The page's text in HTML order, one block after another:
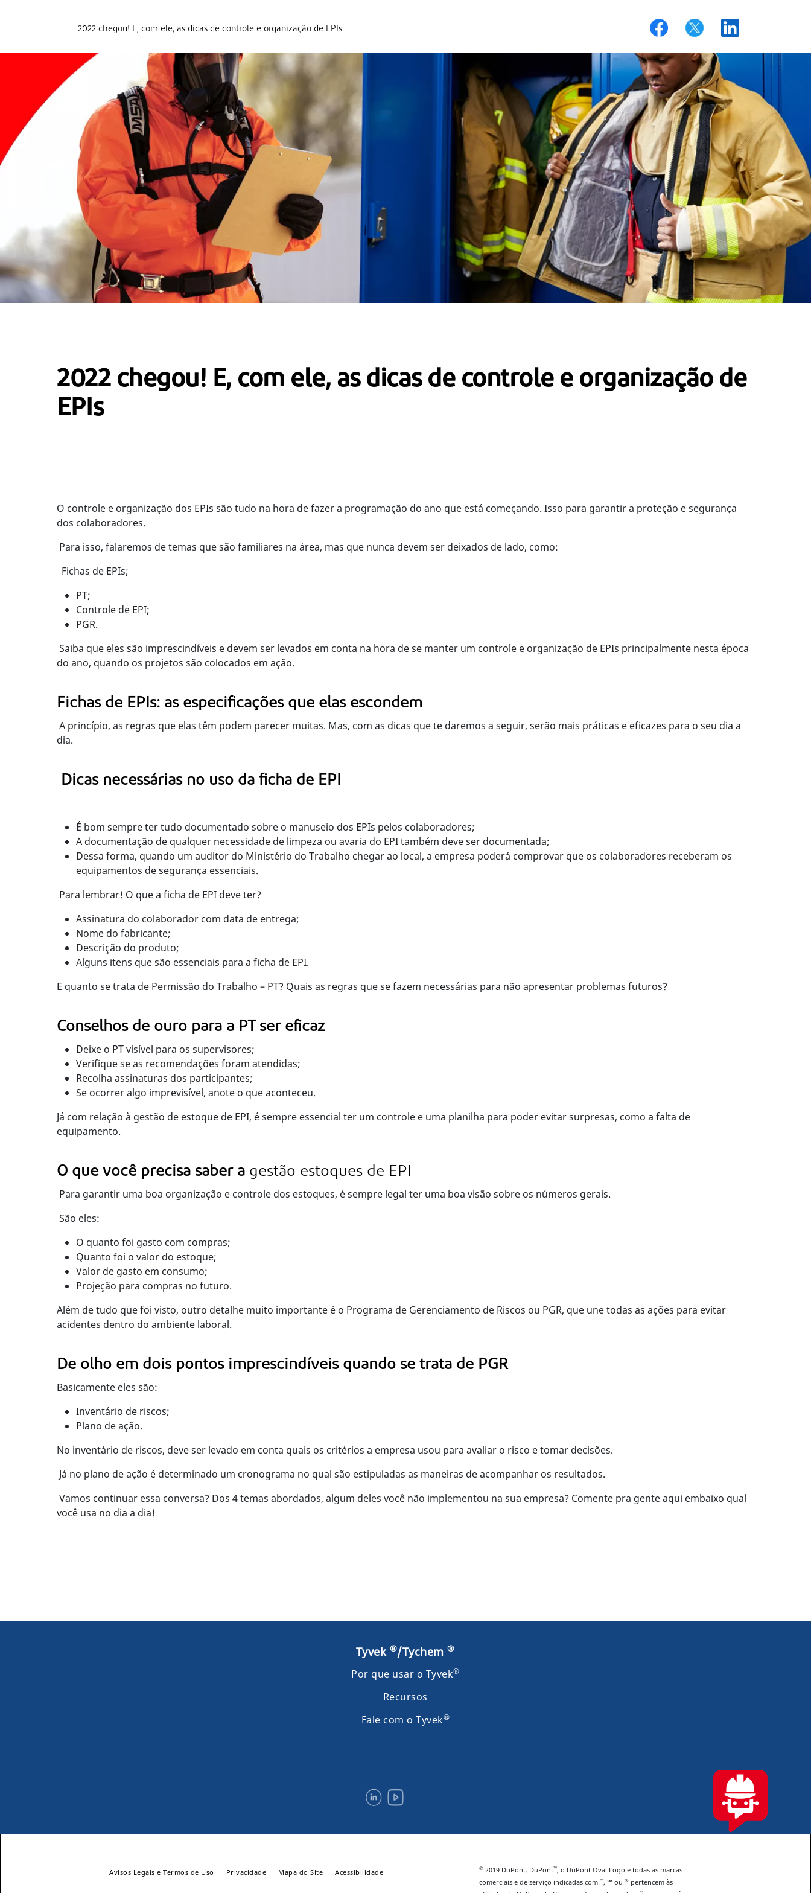
2022 chegou! E, com ele, as dicas de controle e organização de EPIs
2022 chegou! E, com ele, as dicas de controle e organização de
EPIs
O controle e organização dos EPIs são tudo na hora de fazer a programação do ano que está começando. Isso para garantir a proteção e segurança
dos colaboradores.
Para isso, falaremos de temas que são familiares na área, mas que nunca devem ser deixados de lado, como:
Fichas de EPIs;
PT;
Controle de EPI;
PGR.
Saiba que eles são imprescindíveis e devem ser levados em conta na hora de se manter um controle e organização de EPIs principalmente nesta época
do ano, quando os projetos são colocados em ação.
Fichas de EPIs: as especificações que elas escondem
A princípio, as regras que elas têm podem parecer muitas. Mas, com as dicas que te daremos a seguir, serão mais práticas e eficazes para o seu dia a
dia.
Dicas necessárias no uso da ficha de EPI
É bom sempre ter tudo documentado sobre o manuseio dos EPIs pelos colaboradores;
A documentação de qualquer necessidade de limpeza ou avaria do EPI também deve ser documentada;
Dessa forma, quando um auditor do Ministério do Trabalho chegar ao local, a empresa poderá comprovar que os colaboradores receberam os
equipamentos de segurança essenciais.
Para lembrar! O que a ficha de EPI deve ter?
Assinatura do colaborador com data de entrega;
Nome do fabricante;
Descrição do produto;
Alguns itens que são essenciais para a ficha de EPI.
E quanto se trata de Permissão do Trabalho – PT? Quais as regras que se fazem necessárias para não apresentar problemas futuros?
Conselhos de ouro para a PT ser eficaz
Deixe o PT visível para os supervisores;
Verifique se as recomendações foram atendidas;
Recolha assinaturas dos participantes;
Se ocorrer algo imprevisível, anote o que aconteceu.
Já com relação à gestão de estoque de EPI, é sempre essencial ter um controle e uma planilha para poder evitar surpresas, como a falta de
equipamento.
O que você precisa saber a gestão estoques de EPI
Para garantir uma boa organização e controle dos estoques, é sempre legal ter uma boa visão sobre os números gerais.
São eles:
O quanto foi gasto com compras;
Quanto foi o valor do estoque;
Valor de gasto em consumo;
Projeção para compras no futuro.
Além de tudo que foi visto, outro detalhe muito importante é o Programa de Gerenciamento de Riscos ou PGR, que une todas as ações para evitar
acidentes dentro do ambiente laboral.
De olho em dois pontos imprescindíveis quando se trata de PGR
Basicamente eles são:
Inventário de riscos;
Plano de ação.
No inventário de riscos, deve ser levado em conta quais os critérios a empresa usou para avaliar o risco e tomar decisões.
Já no plano de ação é determinado um cronograma no qual são estipuladas as maneiras de acompanhar os resultados.
Vamos continuar essa conversa? Dos 4 temas abordados, algum deles você não implementou na sua empresa? Comente pra gente aqui embaixo qual
você usa no dia a dia!
Tyvek ®/Tychem®
Por que usar o Tyvek®
Recursos
Fale com o Tyvek®
Avisos Legais e Termos de Uso Privacidade Mapa do Site Acessibilidade © 2019 DuPont. DuPont™, o DuPont Oval Logo e todas as marcas
comerciais e de serviço indicadas com ™, ℠ ou ® pertencem às